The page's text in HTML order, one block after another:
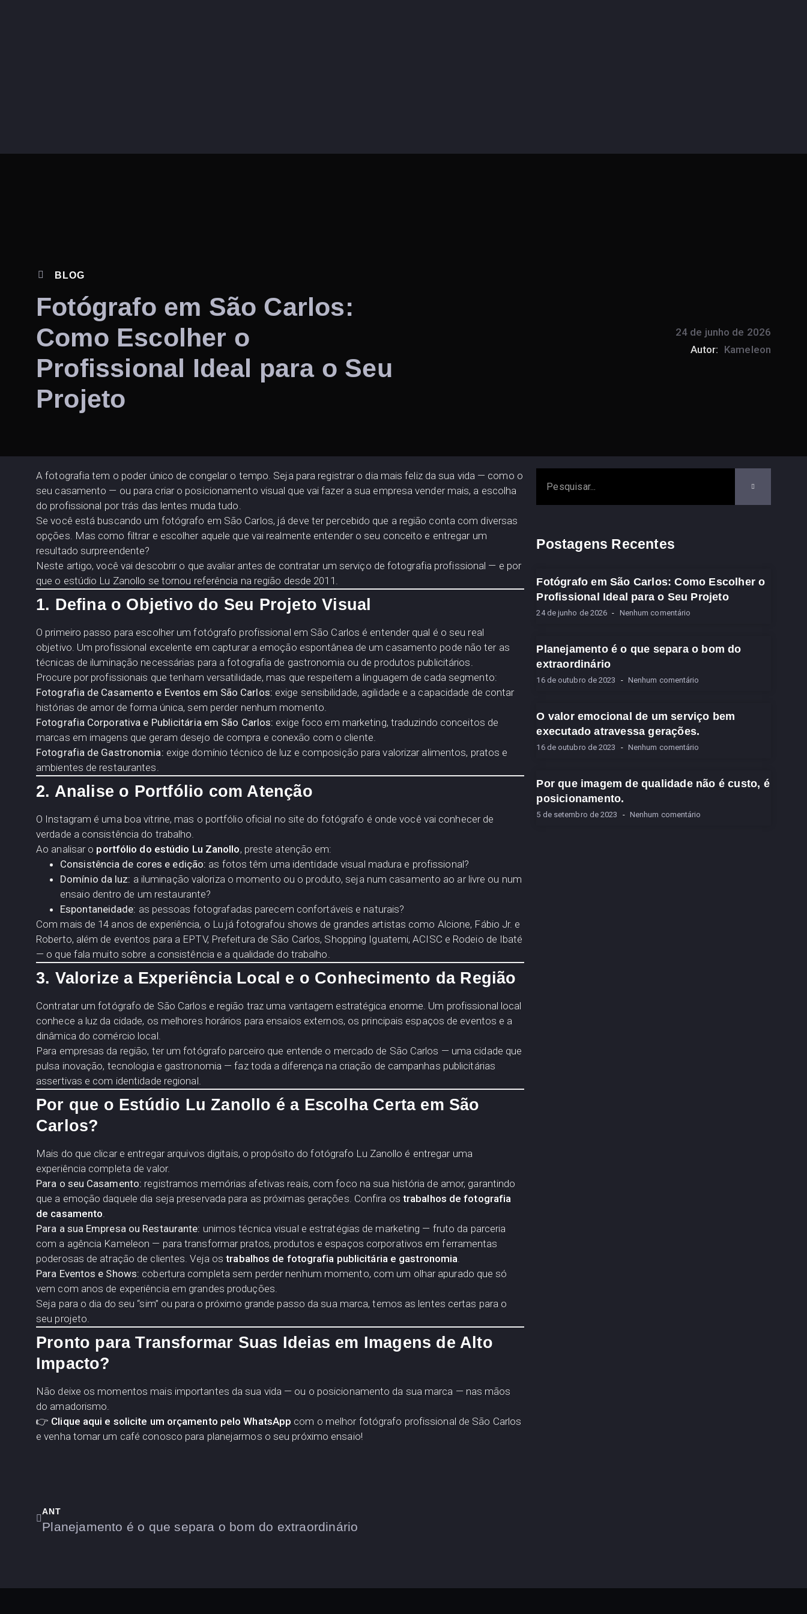
BLOG
Fotógrafo em São Carlos:
Como Escolher o
Profissional Ideal para o Seu
Projeto
24 de junho de 2026
Autor: Kameleon
A fotografia tem o poder único de congelar o tempo. Seja para registrar o dia mais feliz da sua vida — como o
seu casamento — ou para criar o posicionamento visual que vai fazer a sua empresa vender mais, a escolha
do profissional por trás das lentes muda tudo.
Se você está buscando um fotógrafo em São Carlos, já deve ter percebido que a região conta com diversas
opções. Mas como filtrar e escolher aquele que vai realmente entender o seu conceito e entregar um
resultado surpreendente?
Neste artigo, você vai descobrir o que avaliar antes de contratar um serviço de fotografia profissional — e por
que o estúdio Lu Zanollo se tornou referência na região desde 2011.
1. Defina o Objetivo do Seu Projeto Visual
O primeiro passo para escolher um fotógrafo profissional em São Carlos é entender qual é o seu real
objetivo. Um profissional excelente em capturar a emoção espontânea de um casamento pode não ter as
técnicas de iluminação necessárias para a fotografia de gastronomia ou de produtos publicitários.
Procure por profissionais que tenham versatilidade, mas que respeitem a linguagem de cada segmento:
Fotografia de Casamento e Eventos em São Carlos: exige sensibilidade, agilidade e a capacidade de contar
histórias de amor de forma única, sem perder nenhum momento.
Fotografia Corporativa e Publicitária em São Carlos: exige foco em marketing, traduzindo conceitos de
marcas em imagens que geram desejo de compra e conexão com o cliente.
Fotografia de Gastronomia: exige domínio técnico de luz e composição para valorizar alimentos, pratos e
ambientes de restaurantes.
2. Analise o Portfólio com Atenção
O Instagram é uma boa vitrine, mas o portfólio oficial no site do fotógrafo é onde você vai conhecer de
verdade a consistência do trabalho.
Ao analisar o portfólio do estúdio Lu Zanollo, preste atenção em:
Consistência de cores e edição: as fotos têm uma identidade visual madura e profissional?
Domínio da luz: a iluminação valoriza o momento ou o produto, seja num casamento ao ar livre ou num
ensaio dentro de um restaurante?
Espontaneidade: as pessoas fotografadas parecem confortáveis e naturais?
Com mais de 14 anos de experiência, o Lu já fotografou shows de grandes artistas como Alcione, Fábio Jr. e
Roberto, além de eventos para a EPTV, Prefeitura de São Carlos, Shopping Iguatemi, ACISC e Rodeio de Ibaté
— o que fala muito sobre a consistência e a qualidade do trabalho.
3. Valorize a Experiência Local e o Conhecimento da Região
Contratar um fotógrafo de São Carlos e região traz uma vantagem estratégica enorme. Um profissional local
conhece a luz da cidade, os melhores horários para ensaios externos, os principais espaços de eventos e a
dinâmica do comércio local.
Para empresas da região, ter um fotógrafo parceiro que entende o mercado de São Carlos — uma cidade que
pulsa inovação, tecnologia e gastronomia — faz toda a diferença na criação de campanhas publicitárias
assertivas e com identidade regional.
Por que o Estúdio Lu Zanollo é a Escolha Certa em São
Carlos?
Mais do que clicar e entregar arquivos digitais, o propósito do fotógrafo Lu Zanollo é entregar uma
experiência completa de valor.
Para o seu Casamento: registramos memórias afetivas reais, com foco na sua história de amor, garantindo
que a emoção daquele dia seja preservada para as próximas gerações. Confira os trabalhos de fotografia
de casamento.
Para a sua Empresa ou Restaurante: unimos técnica visual e estratégias de marketing — fruto da parceria
com a agência Kameleon — para transformar pratos, produtos e espaços corporativos em ferramentas
poderosas de atração de clientes. Veja ostrabalhos de fotografia publicitária e gastronomia.
Para Eventos e Shows: cobertura completa sem perder nenhum momento, com um olhar apurado que só
vem com anos de experiência em grandes produções.
Seja para o dia do seu “sim” ou para o próximo grande passo da sua marca, temos as lentes certas para o
seu projeto.
Pronto para Transformar Suas Ideias em Imagens de Alto
Impacto?
Não deixe os momentos mais importantes da sua vida — ou o posicionamento da sua marca — nas mãos
do amadorismo.
👉 Clique aqui e solicite um orçamento pelo WhatsApp com o melhor fotógrafo profissional de São Carlos
e venha tomar um café conosco para planejarmos o seu próximo ensaio!
Postagens Recentes
Fotógrafo em São Carlos: Como Escolher o
Profissional Ideal para o Seu Projeto
24 de junho de 2026 Nenhum comentário
Planejamento é o que separa o bom do
extraordinário
16 de outubro de 2023 Nenhum comentário
O valor emocional de um serviço bem
executado atravessa gerações.
16 de outubro de 2023 Nenhum comentário
Por que imagem de qualidade não é custo, é
posicionamento.
5 de setembro de 2023 Nenhum comentário
ANT
Planejamento é o que separa o bom do extraordinário